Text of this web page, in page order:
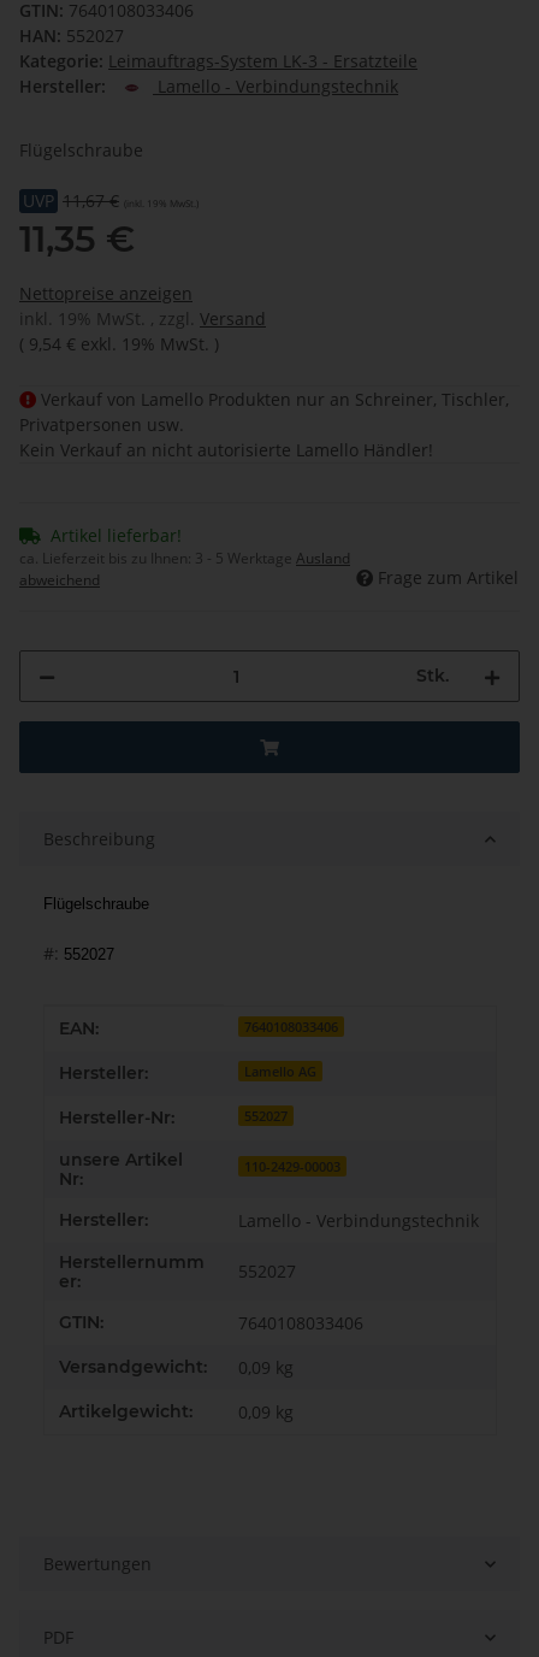
GTIN: 7640108033406
HAN: 552027
Kategorie: Leimauftrags-System LK-3 - Ersatzteile
Hersteller:
Lamello - Verbindungstechnik
Flügelschraube
UVP 11,67 € (inkl. 19% MwSt.)
11,35 €
Nettopreise anzeigen
inkl. 19% MwSt. , zzgl. Versand
( 9,54 € exkl. 19% MwSt. )
Verkauf von Lamello Produkten nur an Schreiner, Tischler,
Privatpersonen usw.
Kein Verkauf an nicht autorisierte Lamello Händler!
Artikel lieferbar!
ca. Lieferzeit bis zu Ihnen: 3 - 5 Werktage Ausland
abweichend
Frage zum Artikel
Stk.
Beschreibung
Flügelschraube
#: 552027
Produkteigenschaft
Wert
EAN: 7640108033406
Hersteller: Lamello AG
Hersteller-Nr: 552027
unsere Artikel
Nr:
110-2429-00003
Hersteller: Lamello - Verbindungstechnik
Herstellernumm
er:
552027
GTIN: 7640108033406
Versandgewicht: 0,09 kg
Artikelgewicht: 0,09 kg
Bewertungen
PDF